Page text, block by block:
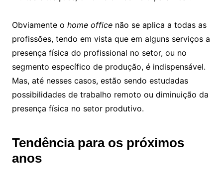
Obviamente o home officenão se aplica a todas as
profissões, tendo em vista que em alguns serviços a
presença física do profissional no setor, ou no
segmento específico de produção, é indispensável.
Mas, até nesses casos, estão sendo estudadas
possibilidades de trabalho remoto ou diminuição da
presença física no setor produtivo.
Tendência para os próximos
anos